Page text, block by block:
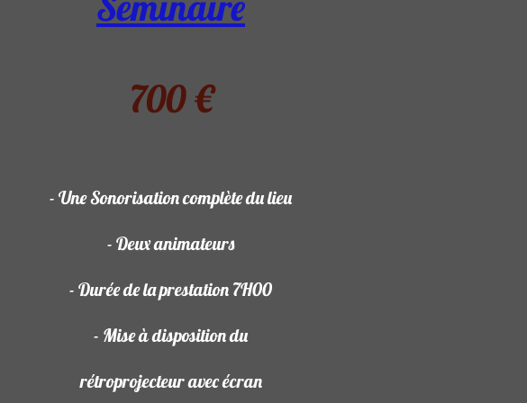
700 €
- Une Sonorisation complète du lieu
- Deux animateurs
- Durée de la prestation 7H00
- Mise à disposition du
rétroprojecteur avec écran